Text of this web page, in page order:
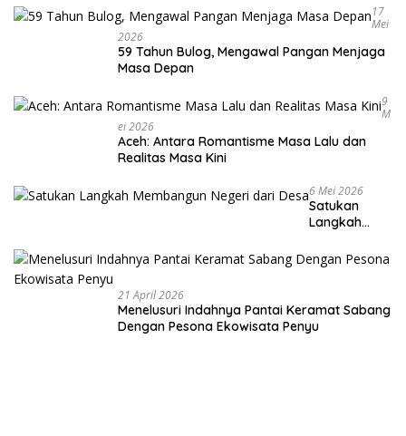
17
Mei
2026
59 Tahun Bulog, Mengawal Pangan Menjaga
Masa Depan
9
M
Ei 2026
Aceh: Antara Romantisme Masa Lalu dan
Realitas Masa Kini
6 Mei 2026
Satukan
Langkah
Negeri dari
Desa
21 April 2026
Menelusuri Indahnya Pantai Keramat Sabang
Dengan Pesona Ekowisata Penyu